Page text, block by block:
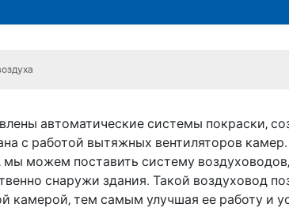
автоматические системы покраски,
с работой вытяжных вентиляторов камер.
мы можем поставить систему
снаружи здания. Такой воздуховод
камерой, тем самым улучшая ее работу и